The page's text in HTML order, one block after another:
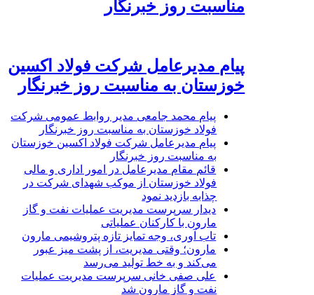
مناسبت روز خبرنگار
پیام مدیرعامل شرکت فولاد اکسین
خوزستان به مناسبت روز خبرنگار
پیام محمد جامعی مدیر روابط عمومی شرکت
فولاد خوزستان به مناسبت روز خبرنگار
پیام مدیرعامل شرکت فولاد اکسین خوزستان
به مناسبت روز خبرنگار
قائم مقام مدیرعامل در امور اداری و مالی
فولاد خوزستان از موکب شهدای شرکت در
چذابه بازدید نمود
دیدار سرپرست مدیریت عملیات نفت و گاز
مارون با کارکنان عملیاتی
تاب آوری، وجه تمایز تازه پتروشیمی مارون
مارون؛ وقتی مدیریت، از پشت میز عبور
می‌کند و به خط تولید می‌رسد
علی صفی خانی سرپرست مدیریت عملیات
نفت و گاز مارون شد